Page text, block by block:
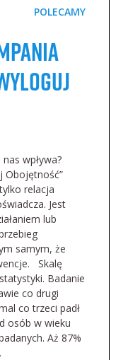
POLECAMY
wpływa?
Obojętność”
relacja
Jest
lub
samym, że
Skalę
Badanie
co drugi
co trzeci padł
osób w wieku
Aż 87%